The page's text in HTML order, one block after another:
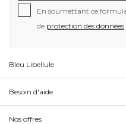
En soumettant ce
de protection des données
Bleu Libellule
Besoin d'aide
Nos offres